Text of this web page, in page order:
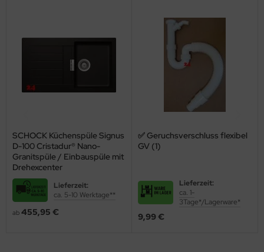
SCHOCK Küchenspüle Signus
D-100 Cristadur® Nano-
Granitspüle / Einbauspüle mit
Drehexcenter
Lieferzeit:
ca. 5-10 Werktage**
ab 455,95 €
✅ Geruchsverschluss flexibel
GV (1)
Lieferzeit:
ca. 1-
3Tage*/Lagerware*
9,99 €